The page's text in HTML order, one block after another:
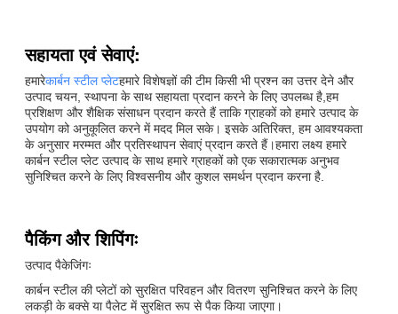
सहायता एवं सेवाएं:
हमारेकार्बन स्टील प्लेटहमारे विशेषज्ञों की टीम किसी भी प्रश्न का उत्तर देने और
उत्पाद चयन, स्थापना के साथ सहायता प्रदान करने के लिए उपलब्ध है,हम
प्रशिक्षण और शैक्षिक संसाधन प्रदान करते हैं ताकि ग्राहकों को हमारे उत्पाद के
उपयोग को अनुकूलित करने में मदद मिल सके। इसके अतिरिक्त, हम आवश्यकता
के अनुसार मरम्मत और प्रतिस्थापन सेवाएं प्रदान करते हैं।हमारा लक्ष्य हमारे
कार्बन स्टील प्लेट उत्पाद के साथ हमारे ग्राहकों को एक सकारात्मक अनुभव
सुनिश्चित करने के लिए विश्वसनीय और कुशल समर्थन प्रदान करना है.
पैकिंग और शिपिंगः
उत्पाद पैकेजिंगः
कार्बन स्टील की प्लेटों को सुरक्षित परिवहन और वितरण सुनिश्चित करने के लिए
लकड़ी के बक्से या पैलेट में सुरक्षित रूप से पैक किया जाएगा।